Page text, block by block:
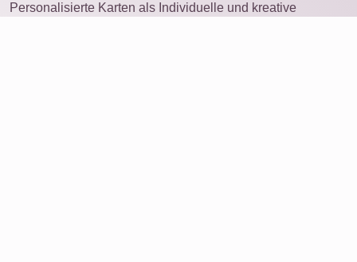
Personalisierte Karten als Individuelle und kreative